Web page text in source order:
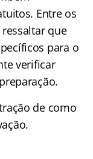
Entre os
que
para o
verificar
de como